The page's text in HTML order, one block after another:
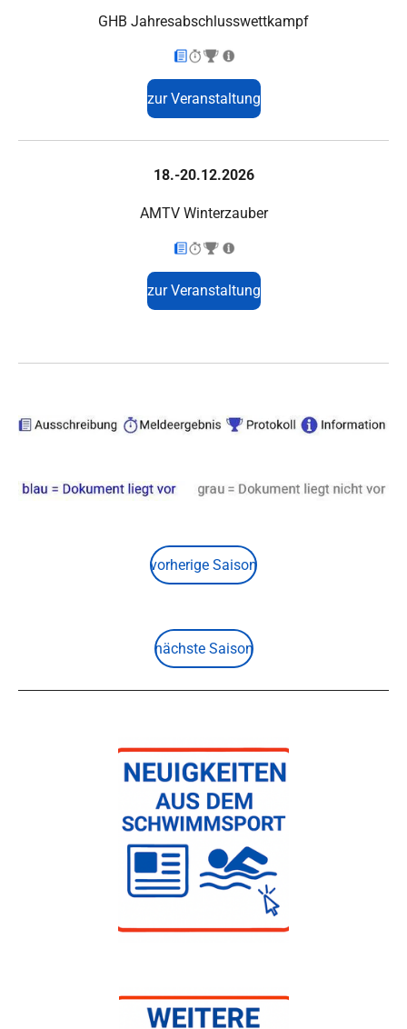
GHB Jahresabschlusswettkampf
zur Veranstaltung
18.-20.12.2026
AMTV Winterzauber
zur Veranstaltung
vorherige Saison
nächste Saison